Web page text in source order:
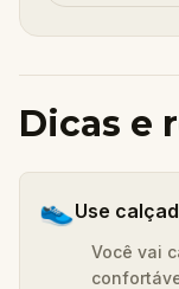
Dicas e
👟Use
Você vai